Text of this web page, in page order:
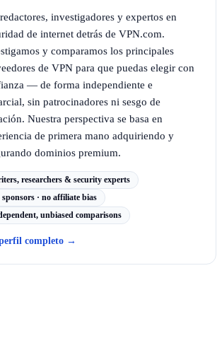
investigadores y expertos en
de internet detrás de VPN.com.
y comparamos los principales
de VPN para que puedas elegir con
— de forma independiente e
sin patrocinadores ni sesgo de
Nuestra perspectiva se basa en
de primera mano adquiriendo y
dominios premium.
researchers & security experts
sponsors · no affiliate bias
unbiased comparisons
completo →